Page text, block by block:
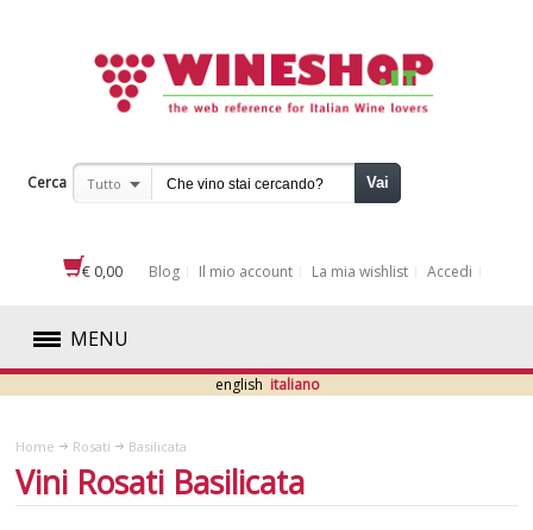
Cerca Tutto Vai
€ 0,00 Blog Il mio account La mia wishlist Accedi
MENU
ROSSI
BIANCHI
ROSATI
english italiano
Home Rosati Basilicata
Vini Rosati Basilicata